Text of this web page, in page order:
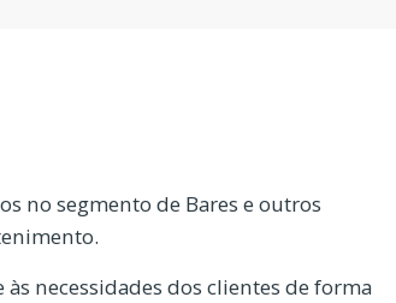
no segmento de Bares e outros
necessidades dos clientes de forma